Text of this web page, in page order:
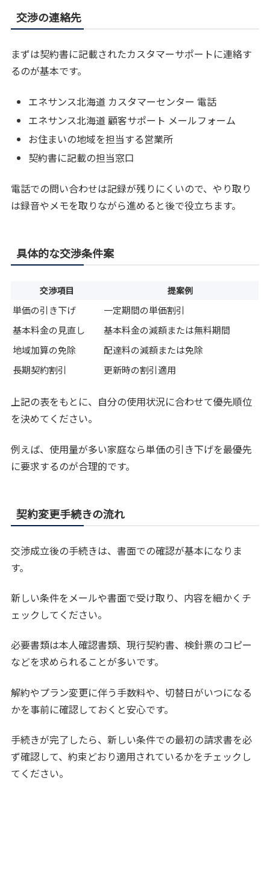
交渉の連絡先
まずは契約書に記載されたカスタマーサポートに連絡す
るのが基本です。
エネサンス北海道 カスタマーセンター 電話
エネサンス北海道 顧客サポート メールフォーム
お住まいの地域を担当する営業所
契約書に記載の担当窓口
電話での問い合わせは記録が残りにくいので、やり取り
は録音やメモを取りながら進めると後で役立ちます。
具体的な交渉条件案
交渉項目 提案例
単価の引き下げ
一定期間の単価割引
基本料金の見直し
基本料金の減額または無料期間
地域加算の免除
配達料の減額または免除
長期契約割引
更新時の割引適用
上記の表をもとに、自分の使用状況に合わせて優先順位
を決めてください。
例えば、使用量が多い家庭なら単価の引き下げを最優先
に要求するのが合理的です。
契約変更手続きの流れ
交渉成立後の手続きは、書面での確認が基本になりま
す。
新しい条件をメールや書面で受け取り、内容を細かくチ
ェックしてください。
必要書類は本人確認書類、現行契約書、検針票のコピー
などを求められることが多いです。
解約やプラン変更に伴う手数料や、切替日がいつになる
かを事前に確認しておくと安心です。
手続きが完了したら、新しい条件での最初の請求書を必
ず確認して、約束どおり適用されているかをチェックし
てください。